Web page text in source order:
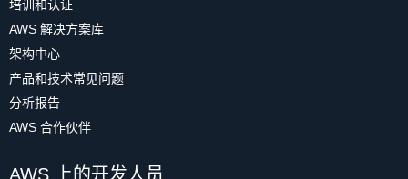
培训和认证
AWS 解决方案库
架构中心
产品和技术常见问题
分析报告
AWS 合作伙伴
AWS 上的开发人员